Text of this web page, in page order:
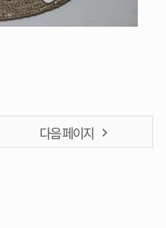
다음 페이지